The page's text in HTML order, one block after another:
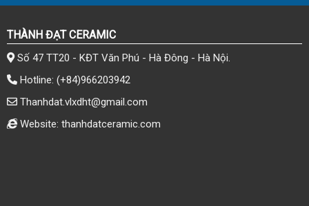
THÀNH ĐẠT CERAMIC
Số 47 TT20 - KĐT Văn Phú - Hà Đông - Hà Nội.
Hotline: (+84)966203942
Thanhdat.vlxdht@gmail.com
Website: thanhdatceramic.com